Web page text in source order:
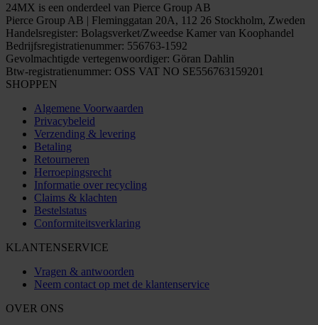
24MX is een onderdeel van Pierce Group AB
Pierce Group AB | Fleminggatan 20A, 112 26 Stockholm, Zweden
Handelsregister: Bolagsverket/Zweedse Kamer van Koophandel
Bedrijfsregistratienummer: 556763-1592
Gevolmachtigde vertegenwoordiger: Göran Dahlin
Btw-registratienummer: OSS VAT NO SE556763159201
SHOPPEN
Algemene Voorwaarden
Privacybeleid
Verzending & levering
Betaling
Retourneren
Herroepingsrecht
Informatie over recycling
Claims & klachten
Bestelstatus
Conformiteitsverklaring
KLANTENSERVICE
Vragen & antwoorden
Neem contact op met de klantenservice
OVER ONS